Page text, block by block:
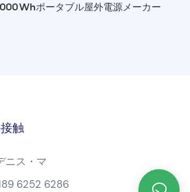
ポータブル屋外電源メーカー
触
ニス・マ
6252 6286